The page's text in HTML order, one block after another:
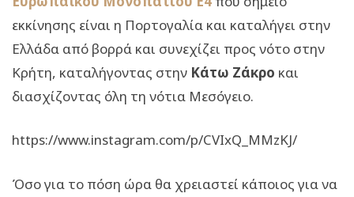
εκκίνησης είναι η Πορτογαλία και καταλήγει στην
Ελλάδα από βορρά και συνεχίζει προς νότο στην
Κρήτη, καταλήγοντας στην Κάτω Ζάκρο και
διασχίζοντας όλη τη νότια Μεσόγειο.
https://www.instagram.com/p/CVIxQ_MMzKJ/
Όσο για το πόση ώρα θα χρειαστεί κάποιος για να